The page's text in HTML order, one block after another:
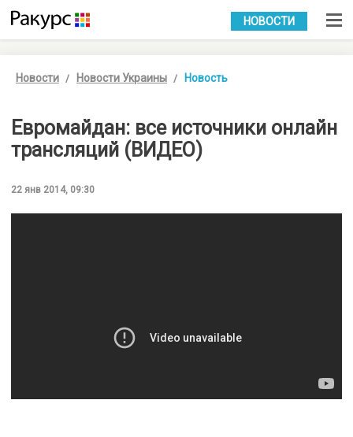
УКР РУС
НОВОСТИ
Новости Новости Украины Новость
Евромайдан: все источники онлайн
трансляций (ВИДЕО)
22 янв 2014, 09:30